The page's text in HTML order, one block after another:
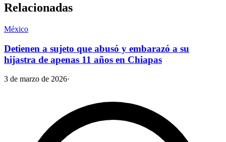
Relacionadas
México
Detienen a sujeto que abusó y embarazó a su
hijastra de apenas 11 años en Chiapas
3 de marzo de 2026·